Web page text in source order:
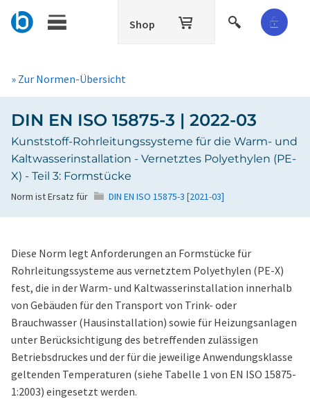
Shop
» Zur Normen-Übersicht
DIN EN ISO 15875-3 | 2022-03
Kunststoff-Rohrleitungssysteme für die Warm- und
Kaltwasserinstallation - Vernetztes Polyethylen (PE-
X) - Teil 3: Formstücke
Norm ist Ersatz für DIN EN ISO 15875-3 [2021-03]
Diese Norm legt Anforderungen an Formstücke für
Rohrleitungssysteme aus vernetztem Polyethylen (PE-X)
fest, die in der Warm- und Kaltwasserinstallation innerhalb
von Gebäuden für den Transport von Trink- oder
Brauchwasser (Hausinstallation) sowie für Heizungsanlagen
unter Berücksichtigung des betreffenden zulässigen
Betriebsdruckes und der für die jeweilige Anwendungsklasse
geltenden Temperaturen (siehe Tabelle 1 von EN ISO 15875-
1:2003) eingesetzt werden.